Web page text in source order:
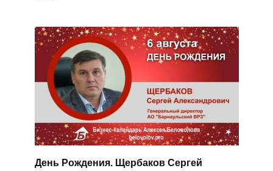
День Рождения. Щербаков Сергей